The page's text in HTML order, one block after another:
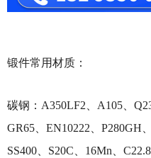
锻件常用材质：
碳钢： A350LF2、A105、
GR65、EN10222、P280GH
SS400、S20C、16Mn、